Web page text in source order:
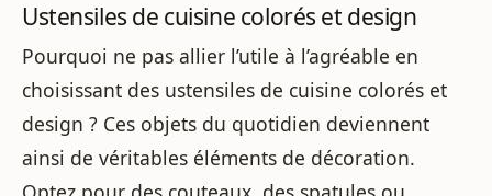
Ustensiles de cuisine colorés et design
Pourquoi ne pas allier l’utile à l’agréable en
choisissant des ustensiles de cuisine colorés et
design ? Ces objets du quotidien deviennent
ainsi de véritables éléments de décoration.